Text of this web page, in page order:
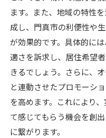
ます。また、地域の特性
成し、門真市の利便性や
が効果的です。具体的に
適さを訴求し、居住希望
きるでしょう。さらに、
と連動させたプロモーシ
を高めます。これにより
て感じてもらう機会を創
に繋がります。